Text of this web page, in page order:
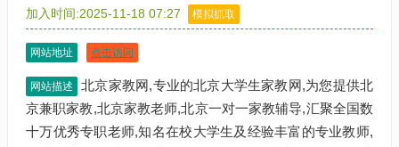
加入时间:2025-11-18 07:27 模拟抓取
网站地址 点击访问
网站描述
北京家教网,专业的北京大学生家教网,为您提供北
京兼职家教,北京家教老师,北京一对一家教辅导,汇聚全国数
十万优秀专职老师,知名在校大学生及经验丰富的专业教师,